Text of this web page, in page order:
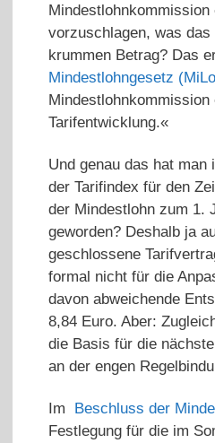
Mindestlohnkommission
vorzuschlagen, was
krummen Betrag? Das
Mindestlohngesetz
Tarifentwicklung.«
Und genau das hat
der Tarifindex für den
der Mindestlohn zum 1.
geworden? Deshalb ja
geschlossene
formal nicht für die
davon abweichende
8,84 Euro. Aber:
die Basis für die
an der engen
Im Beschluss der
Festlegung für die im